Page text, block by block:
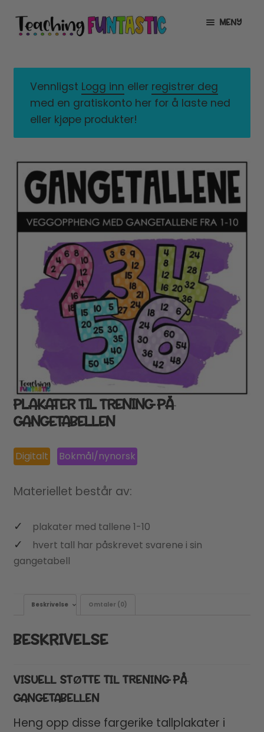
Hopp
til
Hopp
til
MENY
UNDERMENY
MIN KONTO
UNDERMENY
LISENSER
UTVID
UNDERMENY
TIPSHJØRNET
KURS
Vennligst Logg inn eller registrer deg
med en gratiskonto her for å laste ned
eller kjøpe produkter!
PLAKATER TIL TRENING PÅ
GANGETABELLEN
Digitalt Bokmål/nynorsk
Materiellet består av:
plakater med tallene 1-10
hvert tall har påskrevet svarene i sin
gangetabell
Beskrivelse Omtaler (0)
BESKRIVELSE
VISUELL STØTTE TIL TRENING PÅ
GANGETABELLEN
Heng opp disse fargerike tallplakater i